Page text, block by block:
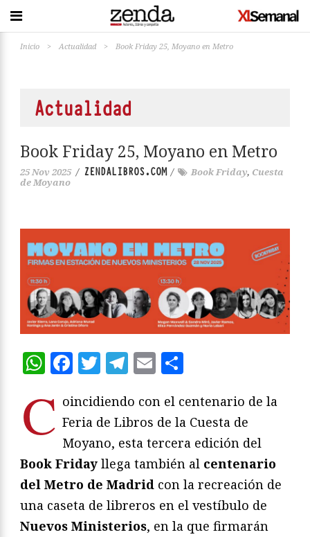
Inicio > Actualidad > Book Friday 25, Moyano en Metro
Actualidad
Book Friday 25, Moyano en Metro
25 Nov 2025 / ZENDALIBROS.COM/ Book Friday, Cuesta
de Moyano
WhatsApp
Facebook
Twitter
Telegram
Email
C oincidiendo con el centenario de la
Feria de Libros de la Cuesta de
Moyano, esta tercera edición del
Book Friday llega también al centenario
del Metro de Madrid con la recreación de
una caseta de libreros en el vestíbulo de
Nuevos Ministerios, en la que firmarán